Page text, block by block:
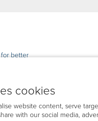
better
cookies
website content, serve
with our social media,